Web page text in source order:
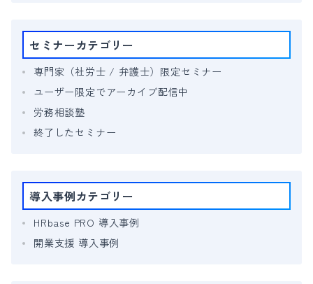
セミナーカテゴリー
専門家（社労士 / 弁護士）限定セミナー
ユーザー限定でアーカイブ配信中
労務相談塾
終了したセミナー
導入事例カテゴリー
HRbase PRO 導入事例
開業支援 導入事例